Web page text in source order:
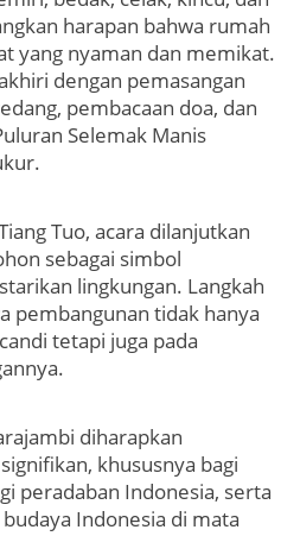
harapan bahwa rumah
yang nyaman dan memikat.
dengan pemasangan
pembacaan doa, dan
Selemak Manis
Tuo, acara dilanjutkan
sebagai simbol
lingkungan. Langkah
pembangunan tidak hanya
tetapi juga pada
diharapkan
khususnya bagi
peradaban Indonesia, serta
Indonesia di mata